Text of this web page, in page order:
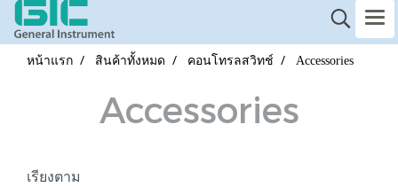
หน้าแรก สินค้าทั้งหมด คอนโทรลสวิทช์ Accessories
Accessories
เรียงตาม